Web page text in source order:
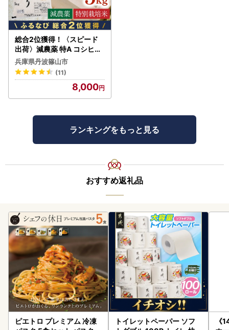
総合2位獲得！〈スピード
出荷〉減農薬 特A コシヒカ
リ 5kg 丹波篠山産 特別栽培
米 こしひかり
兵庫県丹波篠山市
(11)
8,000
ランキングをもっと見る
おすすめ返礼品
ピエトロ プレミアム 冷凍
トイレットペーパー ソフ
《